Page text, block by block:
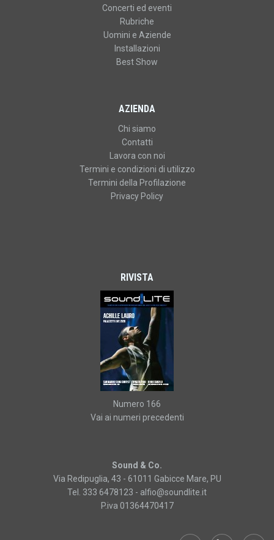
Concerti ed eventi
Rubriche
Uomini e Aziende
Installazioni
Best Show
AZIENDA
Chi siamo
Contatti
Lavora con noi
Termini e condizioni di utilizzo
Termini della Profilazione
Privacy Policy
RIVISTA
Numero 166
Vai ai numeri precedenti
Sound & Co.
Via Redipuglia, 43 - 61011 Gabicce Mare, PU
Tel. 333 6478123 - alfio@soundlite.it
P.iva 01364470417